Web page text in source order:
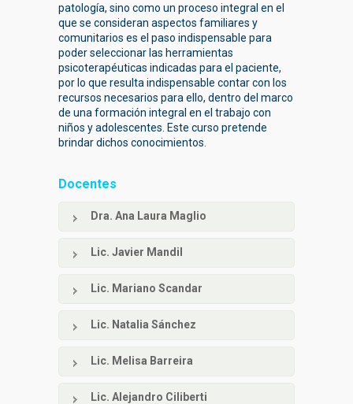
patología, sino como un proceso integral en el
que se consideran aspectos familiares y
comunitarios es el paso indispensable para
poder seleccionar las herramientas
psicoterapéuticas indicadas para el paciente,
por lo que resulta indispensable contar con los
recursos necesarios para ello, dentro del marco
de una formación integral en el trabajo con
niños y adolescentes. Este curso pretende
brindar dichos conocimientos.
Docentes
Dra. Ana Laura Maglio
Lic. Javier Mandil
Lic. Mariano Scandar
Lic. Natalia Sánchez
Lic. Melisa Barreira
Lic. Alejandro Ciliberti